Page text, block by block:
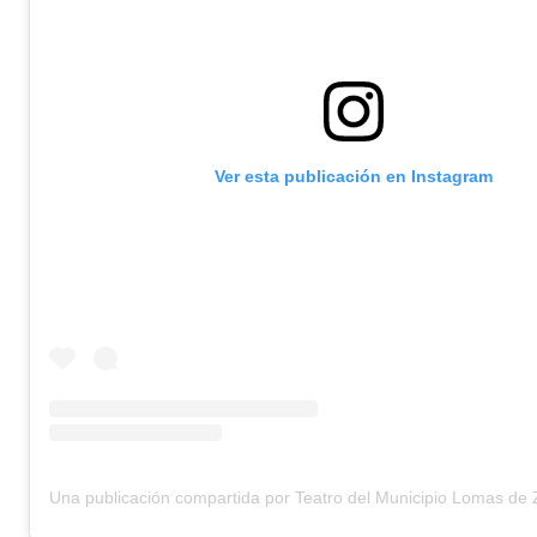
Ver esta publicación en Instagram